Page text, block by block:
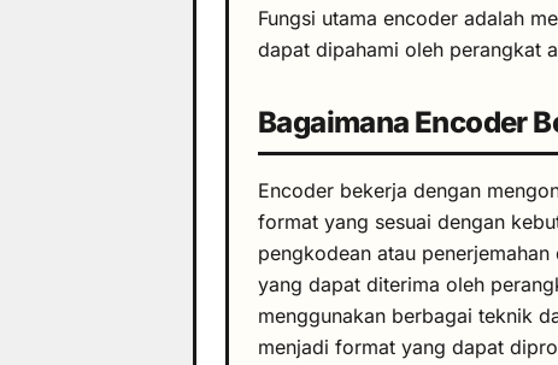
Fungsi utama encoder adalah
dapat dipahami oleh perangkat
Bagaimana Encoder
Encoder bekerja dengan
format yang sesuai dengan
pengkodean atau
yang dapat diterima oleh
menggunakan berbagai teknik
menjadi format yang dapat